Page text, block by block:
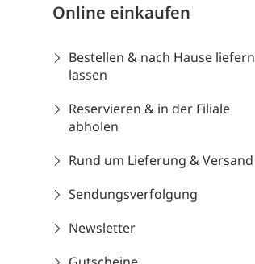
Online einkaufen
Bestellen & nach Hause liefern
lassen
Reservieren & in der Filiale
abholen
Rund um Lieferung & Versand
Sendungsverfolgung
Newsletter